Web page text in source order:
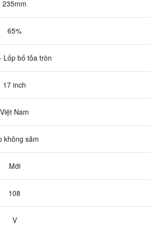
235mm
65%
Lốp bố tỏa tròn
17 inch
Việt Nam
không săm
Mới
108
V